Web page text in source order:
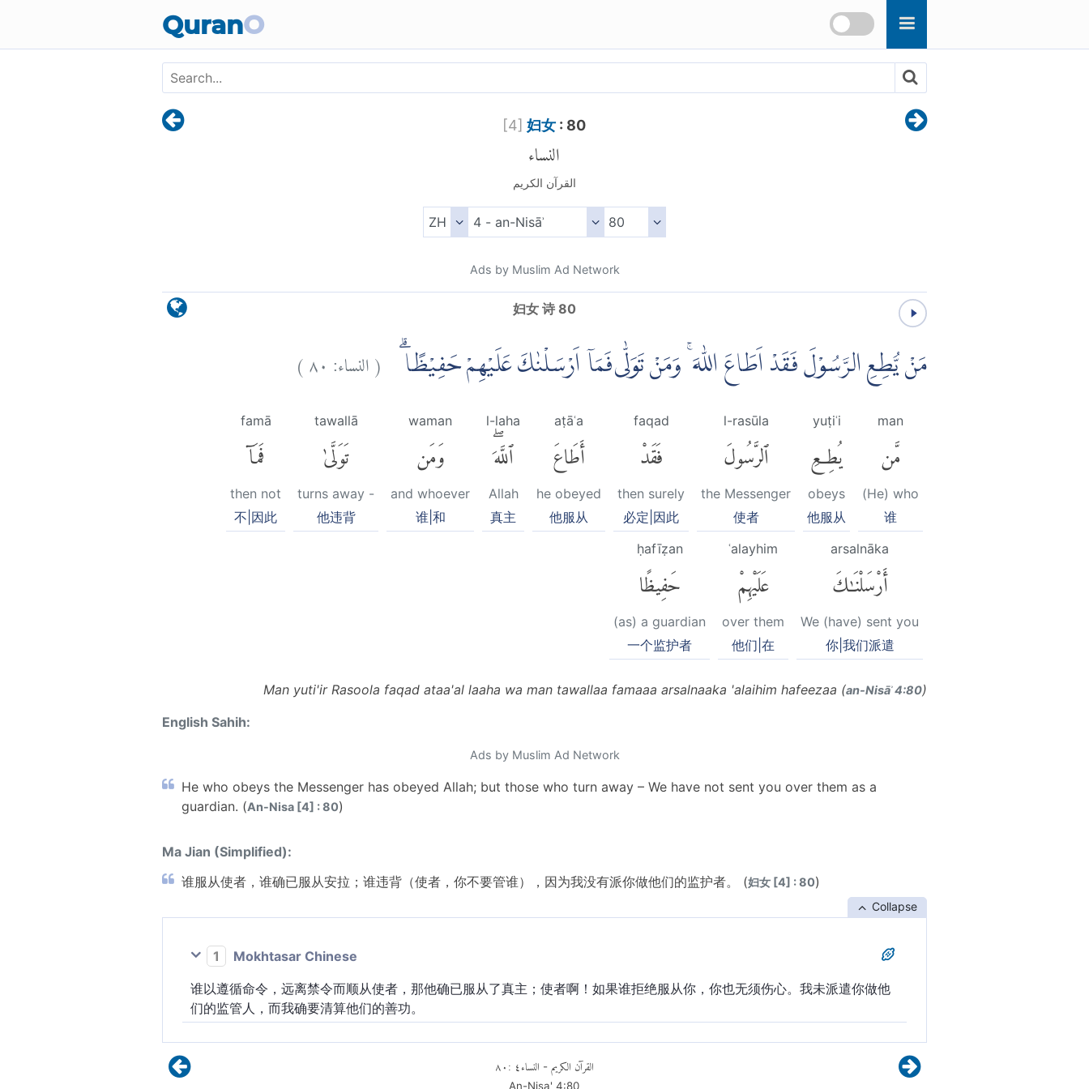
QuranO
[4] 妇女 : 80
النساء
القرآن الكريم
Ads by Muslim Ad Network
妇女 诗 80
مَنْ يُّطِعِ الرَّسُوْلَ فَقَدْ اَطَاعَ اللّٰهَ ۚ وَمَنْ تَوَلّٰى فَمَآ اَرْسَلْنٰكَ عَلَيْهِمْ حَفِيْظًا ۗ (النساء: ٨٠)
man
مَّن
(He) who
谁
yuṭiʿi
يُطِعِ
obeys
他服从
l-rasūla
ٱلرَّسُولَ
the Messenger
使者
faqad
فَقَدْ
then surely
必定|因此
aṭāʿa
أَطَاعَ
he obeyed
他服从
l-laha
ٱللَّهَۖ
Allah
真主
waman
وَمَن
and whoever
谁|和
tawallā
تَوَلَّىٰ
turns away -
他违背
famā
فَمَآ
then not
不|因此
arsalnāka
أَرْسَلْنَٰكَ
We (have) sent you
你|我们派遣
ʿalayhim
عَلَيْهِمْ
over them
他们|在
ḥafīẓan
حَفِيظًا
(as) a guardian
一个监护者
Man yuti'ir Rasoola faqad ataa'al laaha wa man tawallaa famaaa arsalnaaka 'alaihim hafeezaa (an-Nisāʾ 4:80)
English Sahih:
Ads by Muslim Ad Network
He who obeys the Messenger has obeyed Allah; but those who turn away – We have not sent you over them as a
guardian. (An-Nisa [4] : 80)
Ma Jian (Simplified):
谁服从使者，谁确已服从安拉；谁违背（使者，你不要管谁），因为我没有派你做他们的监护者。 (妇女 [4] : 80)
Collapse
1
Mokhtasar Chinese
谁以遵循命令，远离禁令而顺从使者，那他确已服从了真主；使者啊！如果谁拒绝服从你，你也无须伤心。我未派遣你做他
们的监管人，而我确要清算他们的善功。
القرآن الكريم - النساء٤ :٨٠
An-Nisa' 4:80